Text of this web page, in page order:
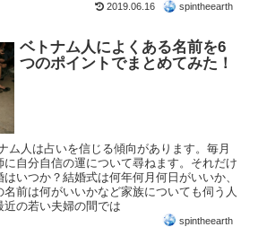
2019.06.16 spintheearth
ベトナム人によくある名前を6
つのポイントでまとめてみた！
ム人は占いを信じる傾向があります。毎月
に自分自信の運について尋ねます。それだけ
いつか？結婚式は何年何月何日がいいか、
前は何がいいかなど家族についても伺う人
の若い夫婦の間では
spintheearth